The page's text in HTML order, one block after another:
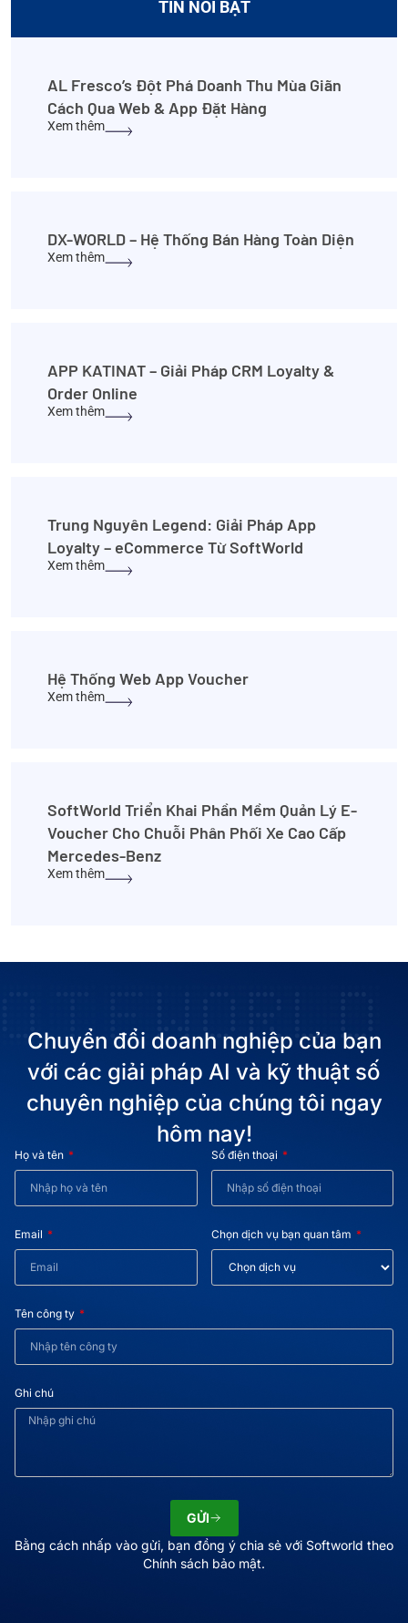
TIN NỔI BẬT
AL Fresco’s Đột Phá Doanh Thu Mùa Giãn
Cách Qua Web & App Đặt Hàng
Xem thêm
DX-WORLD – Hệ Thống Bán Hàng Toàn Diện
Xem thêm
APP KATINAT – Giải Pháp CRM Loyalty &
Order Online
Xem thêm
Trung Nguyên Legend: Giải Pháp App
Loyalty – eCommerce Từ SoftWorld
Xem thêm
Hệ Thống Web App Voucher
Xem thêm
SoftWorld Triển Khai Phần Mềm Quản Lý E-
Voucher Cho Chuỗi Phân Phối Xe Cao Cấp
Mercedes-Benz
Xem thêm
Chuyển đổi doanh nghiệp của bạn
với các giải pháp AI và kỹ thuật số
chuyên nghiệp của chúng tôi ngay
hôm nay!
Họ và tên Số điện thoại
Email Chọn dịch vụ bạn quan tâm
Tên công ty
Ghi chú
GỬI
Bằng cách nhấp vào gửi, bạn đồng ý chia sẻ với Softworld theo
Chính sách bảo mật.